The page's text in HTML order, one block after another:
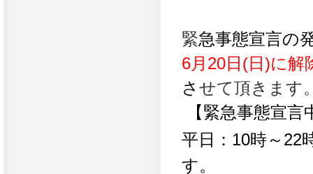
緊急事態宣言の
6月20日(日)に
さ せて頂きます
【緊急事態
平日：10時～22
す。